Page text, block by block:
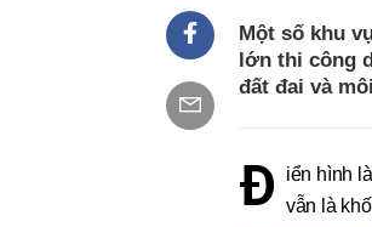
Một số khu
lớn thi công
đất đai và
Đ
iển hình
vẫn là